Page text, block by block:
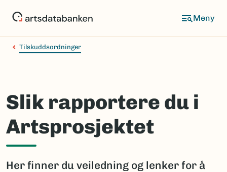
Tilskuddsordninger
Slik rapportere du i
Artsprosjektet
Her finner du veiledning og lenker for å